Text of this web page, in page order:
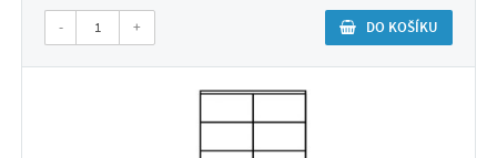
- + DO KOŠÍKU